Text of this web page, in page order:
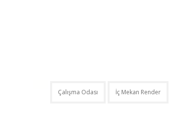
Çalışma Odası İç Mekan Render